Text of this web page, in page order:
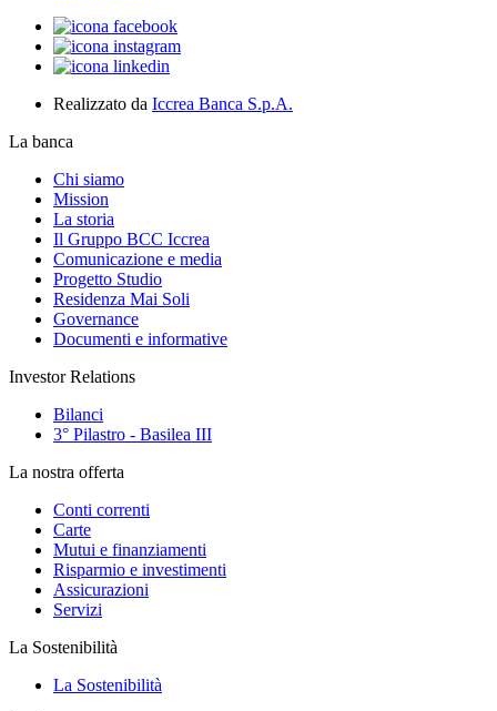
Realizzato da Iccrea Banca S.p.A.
La banca
Chi siamo
Mission
La storia
Il Gruppo BCC Iccrea
Comunicazione e media
Progetto Studio
Residenza Mai Soli
Governance
Documenti e informative
Investor Relations
Bilanci
3° Pilastro - Basilea III
La nostra offerta
Conti correnti
Carte
Mutui e finanziamenti
Risparmio e investimenti
Assicurazioni
Servizi
La Sostenibilità
La Sostenibilità